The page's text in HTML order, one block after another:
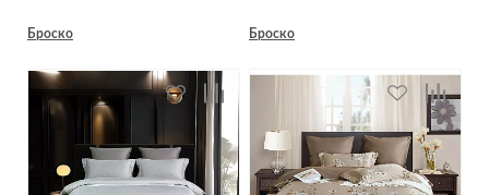
Броско Броско